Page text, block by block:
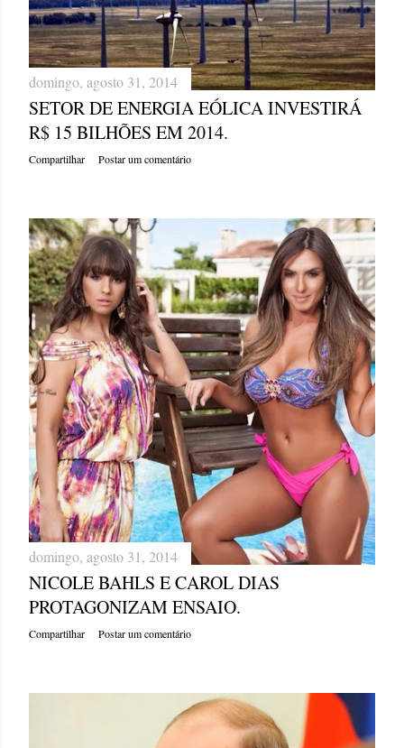
domingo, agosto 31, 2014
SETOR DE ENERGIA EÓLICA INVESTIRÁ
R$ 15 BILHÕES EM 2014.
Compartilhar Postar um comentário
domingo, agosto 31, 2014
NICOLE BAHLS E CAROL DIAS
PROTAGONIZAM ENSAIO.
Compartilhar Postar um comentário